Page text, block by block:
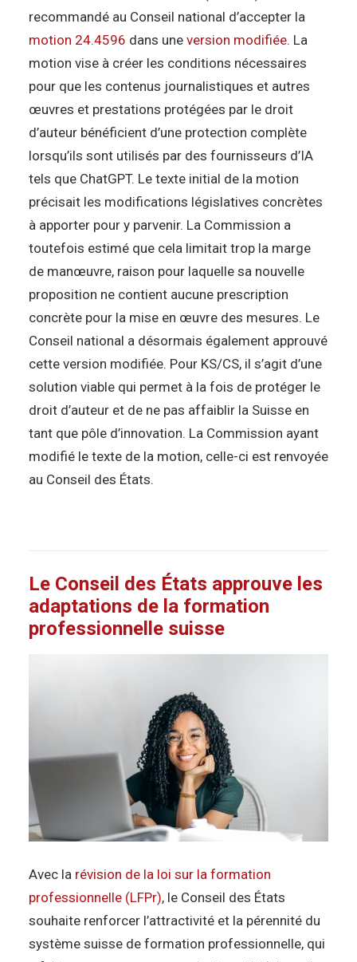
recommandé au Conseil national d’accepter la
motion 24.4596 dans une version modifiée. La
motion vise à créer les conditions nécessaires
pour que les contenus journalistiques et autres
œuvres et prestations protégées par le droit
d’auteur bénéficient d’une protection complète
lorsqu’ils sont utilisés par des fournisseurs d’IA
tels que ChatGPT. Le texte initial de la motion
précisait les modifications législatives concrètes
à apporter pour y parvenir. La Commission a
toutefois estimé que cela limitait trop la marge
de manœuvre, raison pour laquelle sa nouvelle
proposition ne contient aucune prescription
concrète pour la mise en œuvre des mesures. Le
Conseil national a désormais également approuvé
cette version modifiée. Pour KS/CS, il s’agit d’une
solution viable qui permet à la fois de protéger le
droit d’auteur et de ne pas affaiblir la Suisse en
tant que pôle d’innovation. La Commission ayant
modifié le texte de la motion, celle-ci est renvoyée
au Conseil des États.
Le Conseil des États approuve les
adaptations de la formation
professionnelle suisse
Avec la révision de la loi sur la formation
professionnelle (LFPr), le Conseil des États
souhaite renforcer l’attractivité et la pérennité du
système suisse de formation professionnelle, qui